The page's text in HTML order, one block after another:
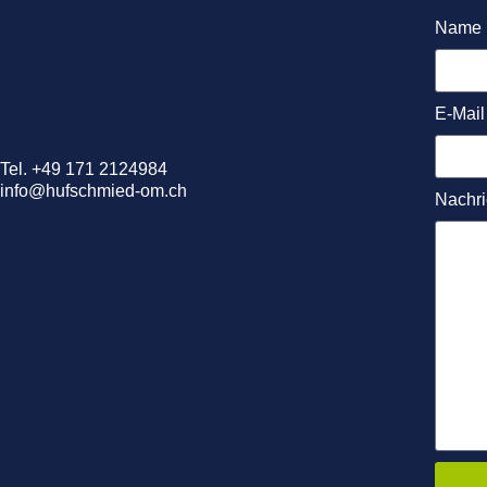
Tel. +49 171 2124984
info@hufschmied-om.ch
Name
E-Mail